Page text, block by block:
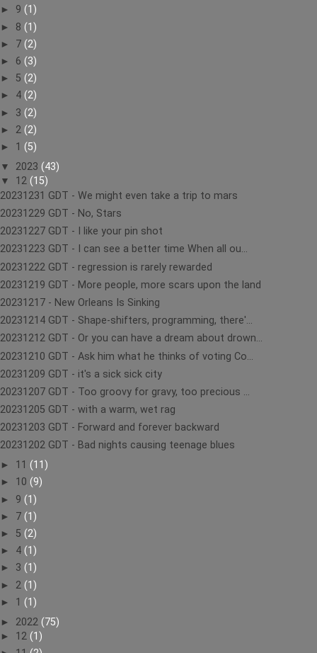
► 9 (1)
► 8 (1)
► 7 (2)
► 6 (3)
► 5 (2)
► 4 (2)
► 3 (2)
► 2 (2)
► 1 (5)
▼ 2023 (43)
▼ 12 (15)
20231231 GDT - We might even take a trip to mars
20231229 GDT - No, Stars
20231227 GDT - I like your pin shot
20231223 GDT - I can see a better time When all ou...
20231222 GDT - regression is rarely rewarded
20231219 GDT - More people, more scars upon the land
20231217 - New Orleans Is Sinking
20231214 GDT - Shape-shifters, programming, there'...
20231212 GDT - Or you can have a dream about drown...
20231210 GDT - Ask him what he thinks of voting Co...
20231209 GDT - it's a sick sick city
20231207 GDT - Too groovy for gravy, too precious ...
20231205 GDT - with a warm, wet rag
20231203 GDT - Forward and forever backward
20231202 GDT - Bad nights causing teenage blues
► 11 (11)
► 10 (9)
► 9 (1)
► 7 (1)
► 5 (2)
► 4 (1)
► 3 (1)
► 2 (1)
► 1 (1)
► 2022 (75)
► 12 (1)